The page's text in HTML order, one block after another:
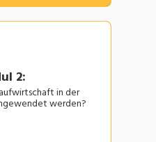
2:
in der
werden?